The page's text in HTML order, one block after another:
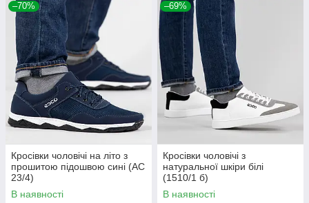
–70%
Кросівки чоловічі на літо з
прошитою підошвою сині (АС
23/4)
В наявності
–69%
Кросівки чоловічі з
натуральної шкіри білі
(1510/1 б)
В наявності